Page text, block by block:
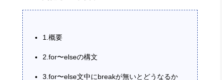
1.概要
2.for〜elseの構文
3.for〜else文中にbreakが無いとどうなるか